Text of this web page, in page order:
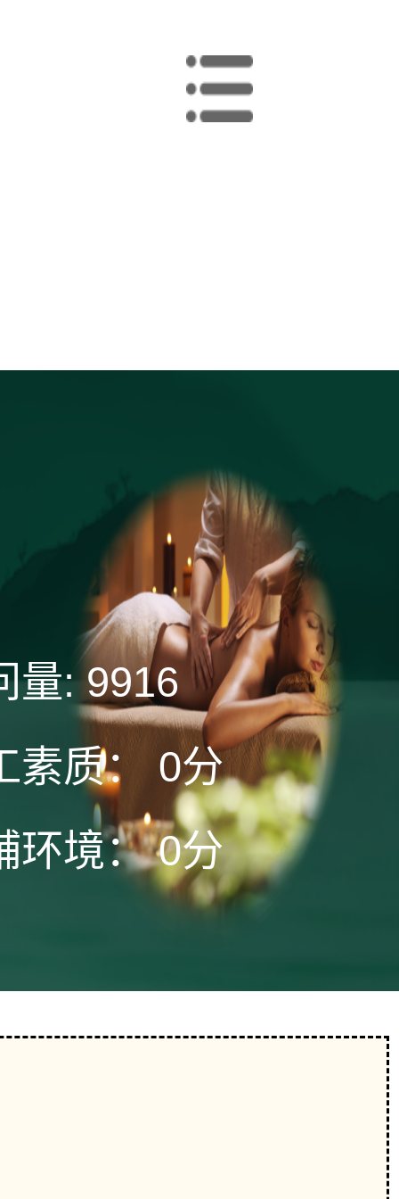
量: 9916
素质：
0分
环境： 0分